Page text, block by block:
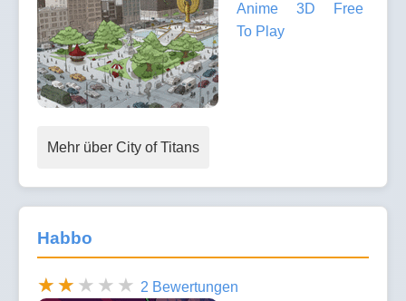
Anime
3D
Free
To Play
Mehr über City of Titans
Habbo
2 Bewertungen